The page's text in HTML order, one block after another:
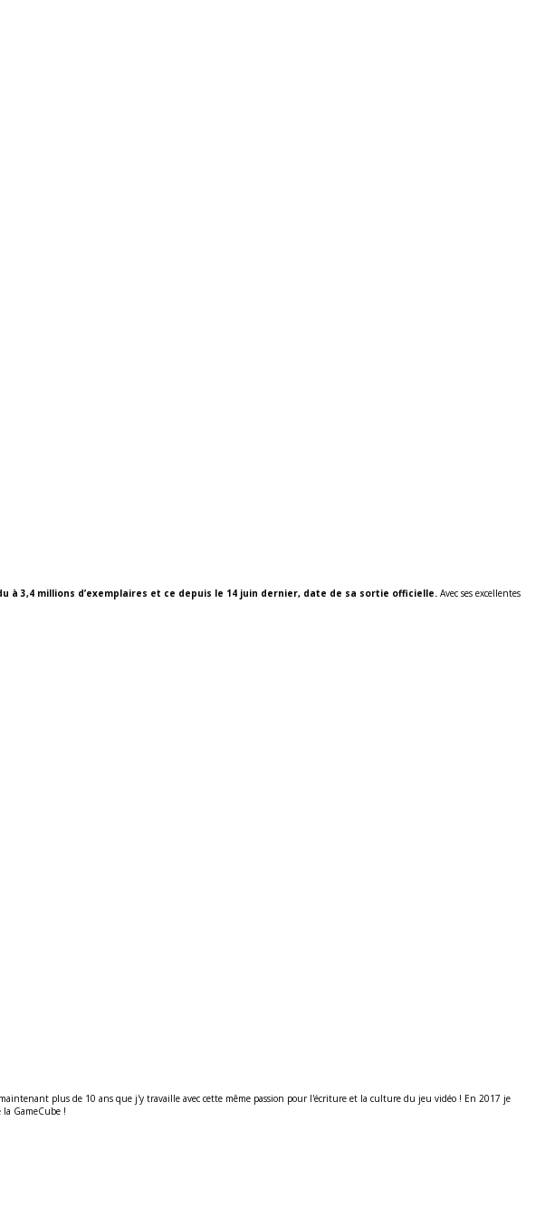
à 3,4 millions d’exemplaires et ce depuis le 14 juin dernier, date de sa sortie officielle. Avec ses excellentes
plus de 10 ans que j'y travaille avec cette même passion pour l'écriture et la culture du jeu vidéo ! En 2017 je
GameCube !